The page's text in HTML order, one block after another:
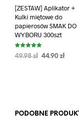
[ZESTAW] Aplikator +
Kulki miętowe do
papierosów SMAK DO
WYBORU 300szt
Oceniono
5.00
49.98zł 44.90 zł
PODOBNE